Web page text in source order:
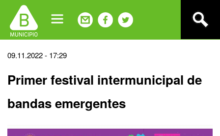
navigation
Back
top
09.11.2022 - 17:29
Primer festival intermunicipal de
bandas emergentes